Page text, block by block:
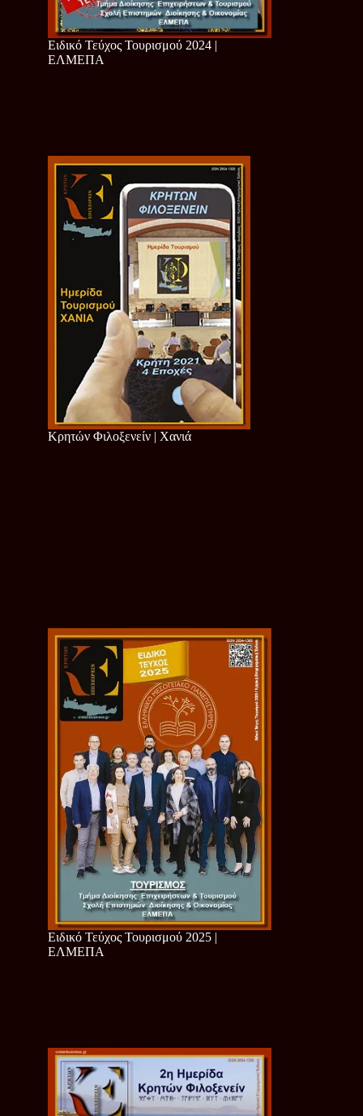
Ειδικό Τεύχος Τουρισμού 2024 |
ΕΛΜΕΠΑ
Κρητών Φιλοξενείν | Χανιά
Ειδικό Τεύχος Τουρισμού 2025 |
ΕΛΜΕΠΑ